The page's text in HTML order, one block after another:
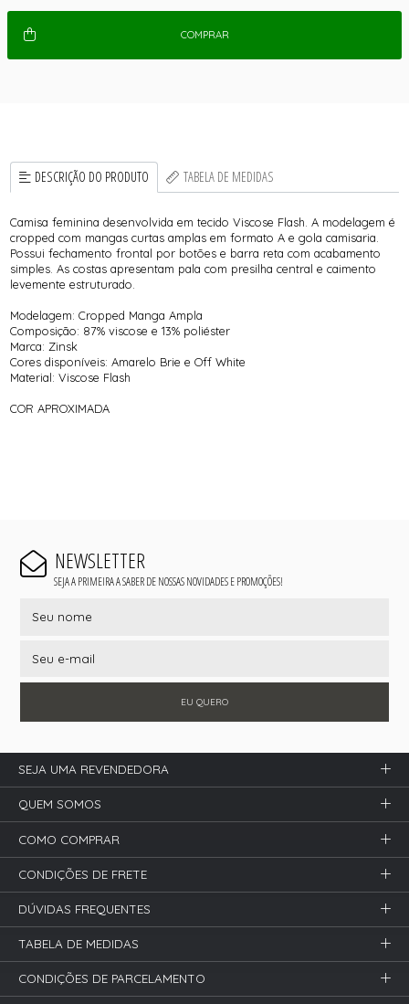
COMPRAR
DESCRIÇÃO DO PRODUTO TABELA DE MEDIDAS
Camisa feminina desenvolvida em tecido Viscose Flash. A modelagem é
cropped com mangas curtas amplas em formato A e gola camisaria.
Possui fechamento frontal por botões e barra reta com acabamento
simples. As costas apresentam pala com presilha central e caimento
levemente estruturado.
Modelagem: Cropped Manga Ampla
Composição: 87% viscose e 13% poliéster
Marca: Zinsk
Cores disponíveis: Amarelo Brie e Off White
Material: Viscose Flash
COR APROXIMADA
NEWSLETTER
SEJA A PRIMEIRA A SABER DE NOSSAS NOVIDADES E PROMOÇÕES!
EU QUERO
SEJA UMA REVENDEDORA
QUEM SOMOS
COMO COMPRAR
CONDIÇÕES DE FRETE
DÚVIDAS FREQUENTES
TABELA DE MEDIDAS
CONDIÇÕES DE PARCELAMENTO